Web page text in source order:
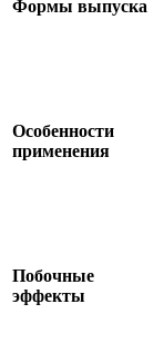
Формы выпуска
Особенности
применения
Побочные
эффекты